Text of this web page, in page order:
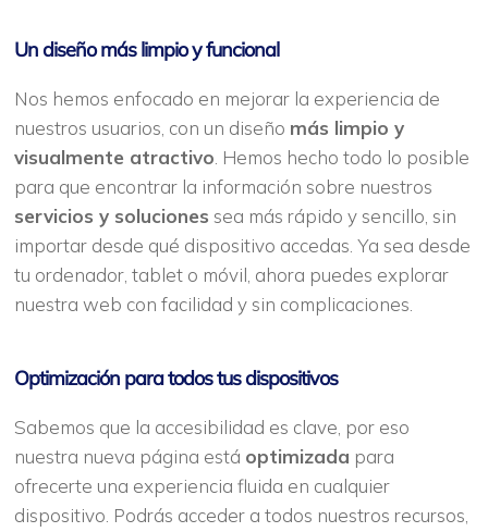
Un diseño más limpio y funcional
Nos hemos enfocado en mejorar la experiencia de
nuestros usuarios, con un diseño más limpio y
visualmente atractivo . Hemos hecho todo lo posible
para que encontrar la información sobre nuestros
servicios y soluciones sea más rápido y sencillo, sin
importar desde qué dispositivo accedas. Ya sea desde
tu ordenador, tablet o móvil, ahora puedes explorar
nuestra web con facilidad y sin complicaciones.
Optimización para todos tus dispositivos
Sabemos que la accesibilidad es clave, por eso
nuestra nueva página está optimizada para
ofrecerte una experiencia fluida en cualquier
dispositivo. Podrás acceder a todos nuestros recursos,